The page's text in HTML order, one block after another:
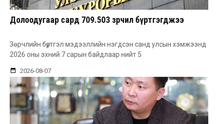
Долоодугаар сард 709.503 зөрчил бүртгэгджээ
Зөрчлийн бүртгэл мэдээллийн нэгдсэн санд улсын хэмжээнд
2026 оны эхний 7 сарын байдлаар нийт 5
2026-08-07